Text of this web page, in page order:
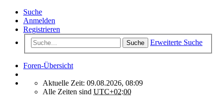
Suche
Anmelden
Registrieren
Suche Erweiterte Suche
Foren-Übersicht
Aktuelle Zeit: 09.08.2026, 08:09
Alle Zeiten sind UTC+02:00